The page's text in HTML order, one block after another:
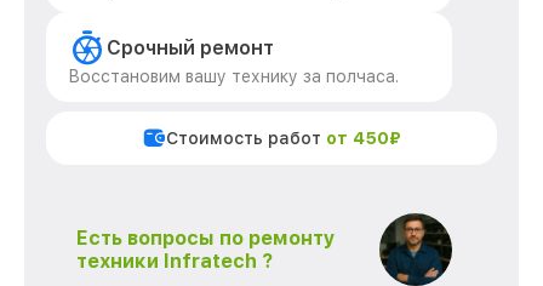
Срочный ремонт
Восстановим вашу технику за полчаса.
Стоимость работ от 450₽
Есть вопросы по ремонту
техники Infratech ?